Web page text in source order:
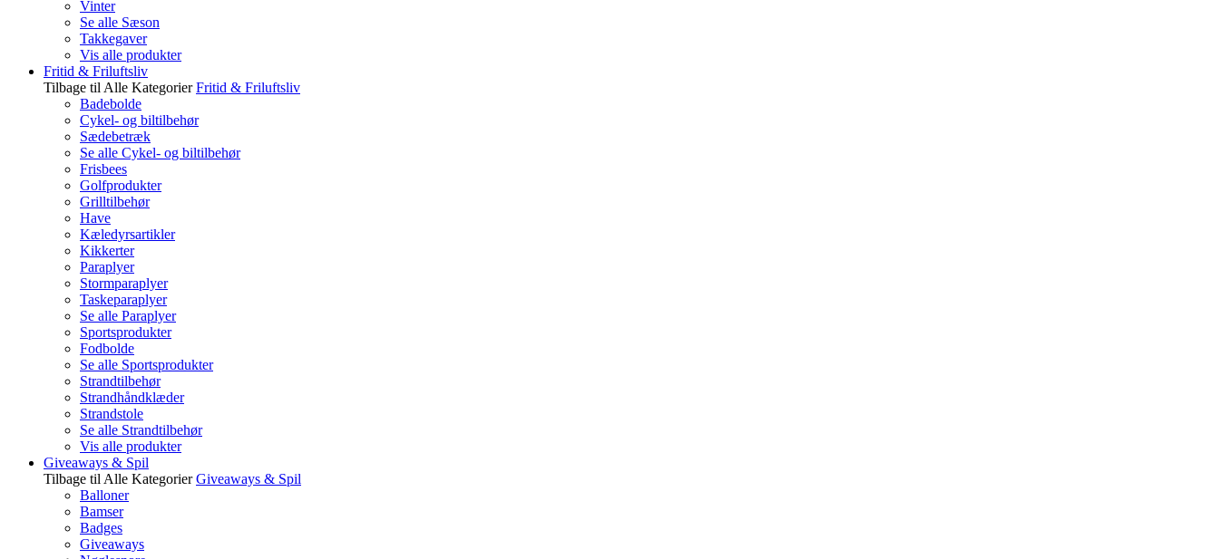
Vinter
Se alle Sæson
Takkegaver
Vis alle produkter
Fritid & Friluftsliv
Tilbage til Alle Kategorier Fritid & Friluftsliv
Badebolde
Cykel- og biltilbehør
Sædebetræk
Se alle Cykel- og biltilbehør
Frisbees
Golfprodukter
Grilltilbehør
Have
Kæledyrsartikler
Kikkerter
Paraplyer
Stormparaplyer
Taskeparaplyer
Se alle Paraplyer
Sportsprodukter
Fodbolde
Se alle Sportsprodukter
Strandtilbehør
Strandhåndklæder
Strandstole
Se alle Strandtilbehør
Vis alle produkter
Giveaways & Spil
Tilbage til Alle Kategorier Giveaways & Spil
Balloner
Bamser
Badges
Giveaways